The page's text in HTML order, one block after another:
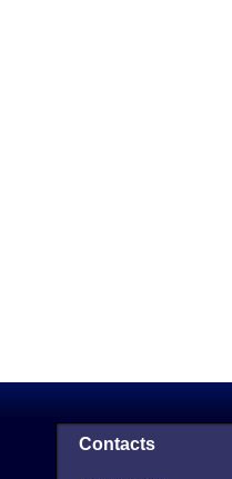
Contacts